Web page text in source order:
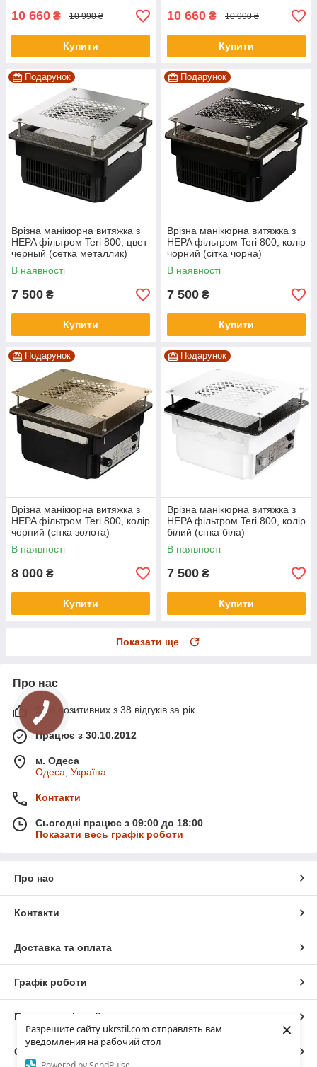
Разрешите сайту ukrstil.com отправлять вам
уведомления на рабочий стол
×
10 660 ₴ 10 990 ₴
Купити
10 660 ₴ 10 990 ₴
Купити
Подарунок
Врізна манікюрна витяжка з
HEPA фільтром Teri 800, цвет
черный (сетка металлик)
В наявності
7 500 ₴
Купити
Подарунок
Врізна манікюрна витяжка з
HEPA фільтром Teri 800, колір
чорний (сітка чорна)
В наявності
7 500 ₴
Купити
Подарунок
Врізна манікюрна витяжка з
HEPA фільтром Teri 800, колір
чорний (сітка золота)
В наявності
8 000 ₴
Купити
Подарунок
Врізна манікюрна витяжка з
HEPA фільтром Teri 800, колір
білий (сітка біла)
В наявності
7 500 ₴
Купити
Показати ще
Про нас
97% позитивних з 38 відгуків за рік
Працює з 30.10.2012
м. Одеса
Одеса, Україна
Контакти
Сьогодні працює з 09:00 до 18:00
Показати весь графік роботи
Про нас
Контакти
Доставка та оплата
Графік роботи
Повна версія сайту
Сайт створено на маркетплейсі